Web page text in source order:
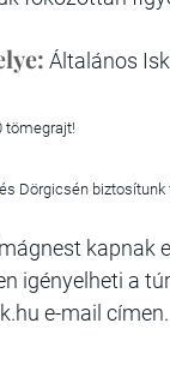
Általános
tömegrajt!
Dörgicsén
kapnak
igényelheti a
e-mail címen.